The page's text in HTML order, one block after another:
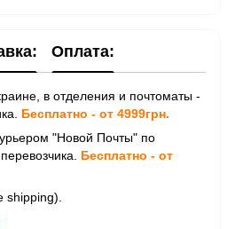
Оплата:
в отделения и почтоматы -
Бесплатно - от 4999грн.
"Новой Почты" по
Бесплатно - от
shipping).